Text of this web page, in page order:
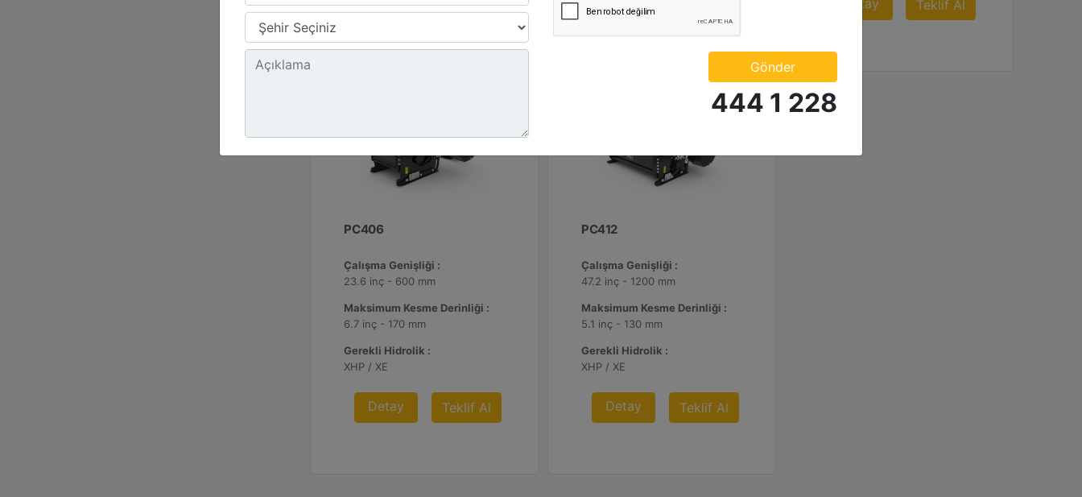
Detay Teklif Al Detay Teklif Al
PC406
Çalışma Genişliği :
23.6 inç - 600 mm
Maksimum Kesme Derinliği :
6.7 inç - 170 mm
Gerekli Hidrolik :
XHP / XE
Detay Teklif Al
PC412
Çalışma Genişliği :
47.2 inç - 1200 mm
Maksimum Kesme Derinliği :
5.1 inç - 130 mm
Gerekli Hidrolik :
XHP / XE
Detay Teklif Al
Gönder
444 1 228